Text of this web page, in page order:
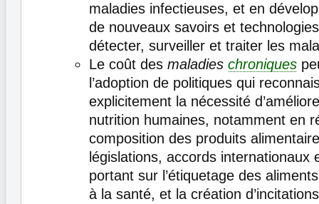
maladies infectieuses, et en
de nouveaux savoirs et
détecter, surveiller et traiter les
Le coût des maladies chroniques
l’adoption de politiques qui
explicitement la nécessité
nutrition humaines, notamment en
composition des produits
législations, accords internationaux
portant sur l’étiquetage des
à la santé, et la création